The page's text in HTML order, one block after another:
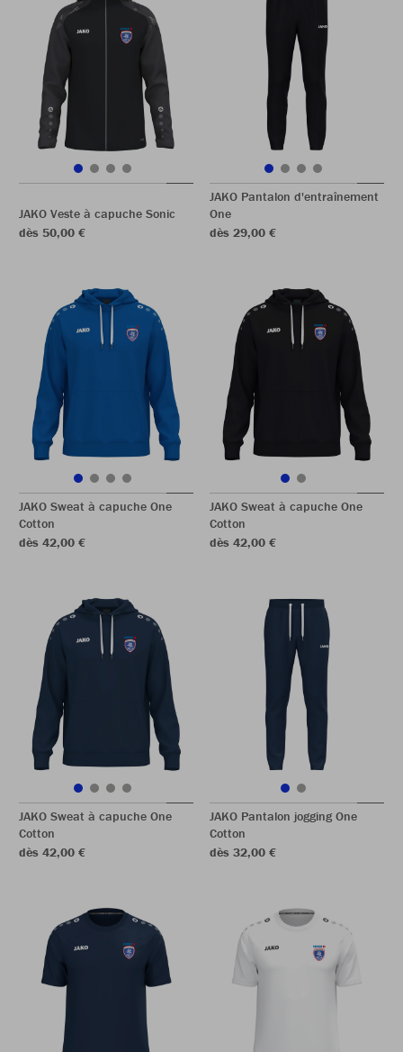
JAKO Veste à capuche Sonic
dès 50,00 €
JAKO Pantalon d'entraînement
One
dès 29,00 €
JAKO Sweat à capuche One
Cotton
dès 42,00 €
JAKO Sweat à capuche One
Cotton
dès 42,00 €
JAKO Sweat à capuche One
Cotton
dès 42,00 €
JAKO Pantalon jogging One
Cotton
dès 32,00 €